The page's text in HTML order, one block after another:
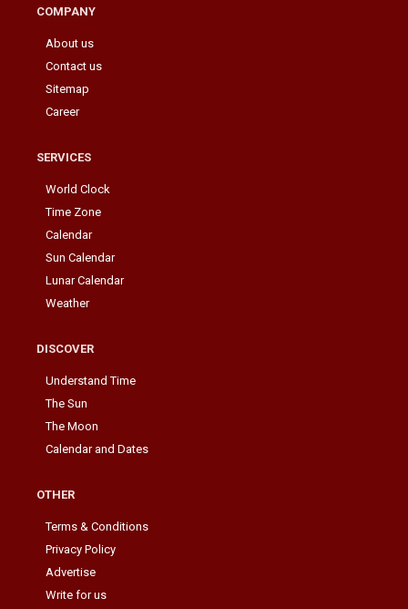
COMPANY
About us
Contact us
Sitemap
Career
SERVICES
World Clock
Time Zone
Calendar
Sun Calendar
Lunar Calendar
Weather
DISCOVER
Understand Time
The Sun
The Moon
Calendar and Dates
OTHER
Terms & Conditions
Privacy Policy
Advertise
Write for us